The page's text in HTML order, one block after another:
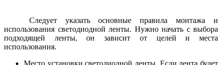
Следует указать основные правила монтажа и
использования светодиодной ленты. Нужно начать с выбора
подходящей ленты, он зависит от целей и места
использования.
Место установки светодиодной ленты. Если лента будет